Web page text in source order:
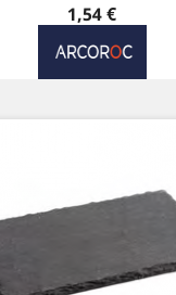
Preço
1,54 €